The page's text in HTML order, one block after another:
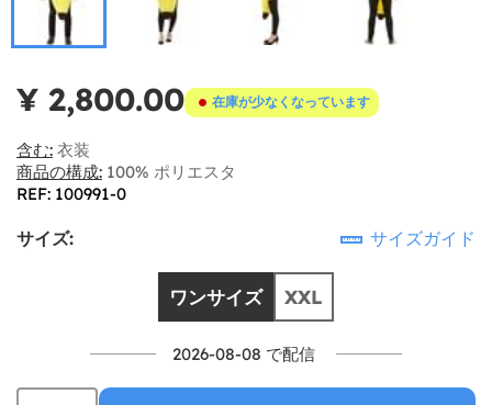
¥ 2,800.00 在庫が少なくなっています
含む: 衣装
商品の構成: 100% ポリエスタ
REF: 100991-0
サイズ: サイズガイド
ワンサイズ XXL
2026-08-08 で配信